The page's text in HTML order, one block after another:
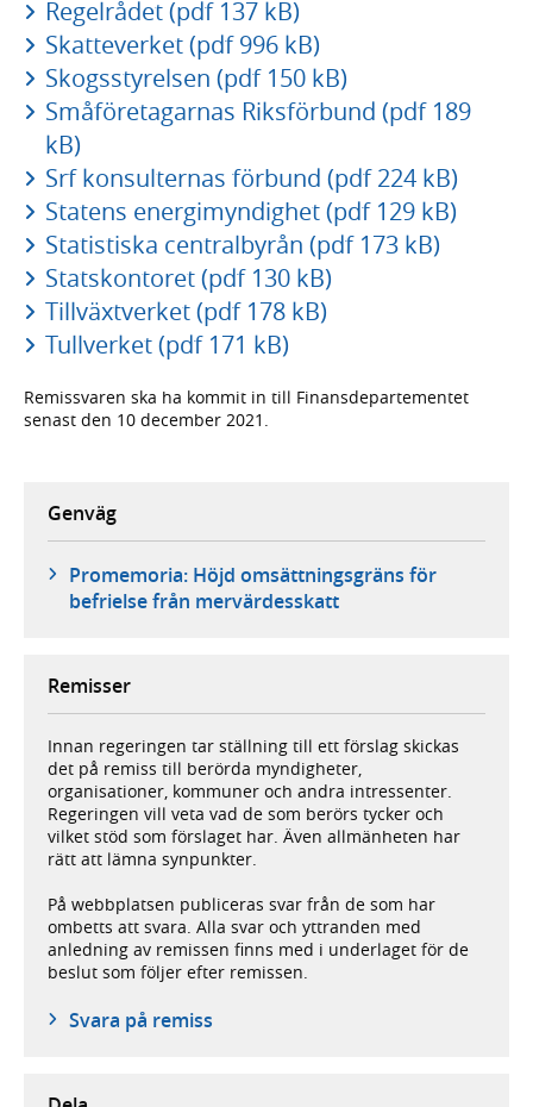
Regelrådet (pdf 137 kB)
Skatteverket (pdf 996 kB)
Skogsstyrelsen (pdf 150 kB)
Småföretagarnas Riksförbund (pdf 189
kB)
Srf konsulternas förbund (pdf 224 kB)
Statens energimyndighet (pdf 129 kB)
Statistiska centralbyrån (pdf 173 kB)
Statskontoret (pdf 130 kB)
Tillväxtverket (pdf 178 kB)
Tullverket (pdf 171 kB)
Remissvaren ska ha kommit in till Finansdepartementet
senast den 10 december 2021.
Genväg
Promemoria: Höjd omsättningsgräns för
befrielse från mervärdesskatt
Remisser
Innan regeringen tar ställning till ett förslag skickas
det på remiss till berörda myndigheter,
organisationer, kommuner och andra intressenter.
Regeringen vill veta vad de som berörs tycker och
vilket stöd som förslaget har. Även allmänheten har
rätt att lämna synpunkter.
På webbplatsen publiceras svar från de som har
ombetts att svara. Alla svar och yttranden med
anledning av remissen finns med i underlaget för de
beslut som följer efter remissen.
Svara på remiss